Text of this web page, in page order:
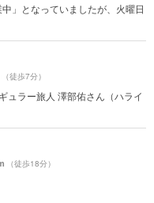
」となっていましたが、火曜日
（徒歩7分）
ュラー旅人 澤部佑さん（ハライ
（徒歩18分）